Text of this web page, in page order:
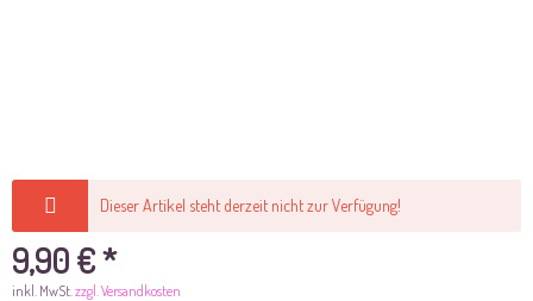
Dieser Artikel steht derzeit nicht zur Verfügung!
9,90 € *
inkl. MwSt.zzgl. Versandkosten